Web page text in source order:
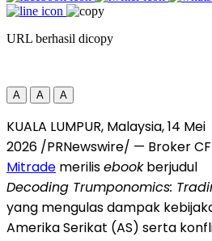
URL berhasil dicopy
A A A
KUALA LUMPUR, Malaysia, 14 Mei
2026 /PRNewswire/ — Broker
Mitrade merilisebookberjudul
Decoding Trumponomics:
yang mengulas dampak
Amerika Serikat (AS) serta